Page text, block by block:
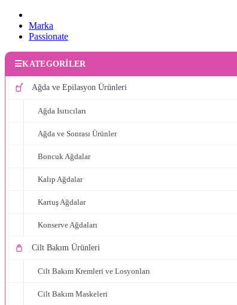
Marka
Passionate
KATEGORİLER
Ağda ve Epilasyon Ürünleri
Ağda Isıtıcıları
Ağda ve Sonrası Ürünler
Boncuk Ağdalar
Kalıp Ağdalar
Kartuş Ağdalar
Konserve Ağdaları
Cilt Bakım Ürünleri
Cilt Bakım Kremleri ve Losyonları
Cilt Bakım Maskeleri